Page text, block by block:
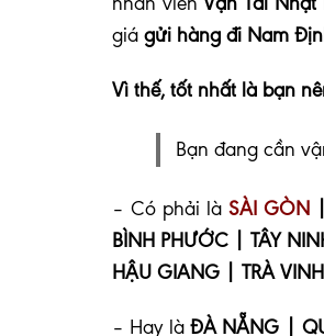
giá gửi hàng đi Nam
Vì thế, tốt nhất là bạn
Bạn đang cần
– Có phải là SÀI GÒN
BÌNH PHƯỚC | TÂY
HẬU GIANG | TRÀ
– Hay làĐÀ NẴNG |